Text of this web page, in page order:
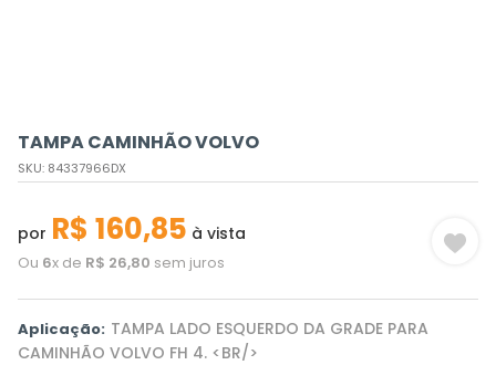
TAMPA CAMINHÃO VOLVO
SKU: 84337966DX
por R$ 160,85 à vista
Ou 6x de R$ 26,80 sem juros
Aplicação: TAMPA LADO ESQUERDO DA GRADE PARA
CAMINHÃO VOLVO FH 4. <BR/>